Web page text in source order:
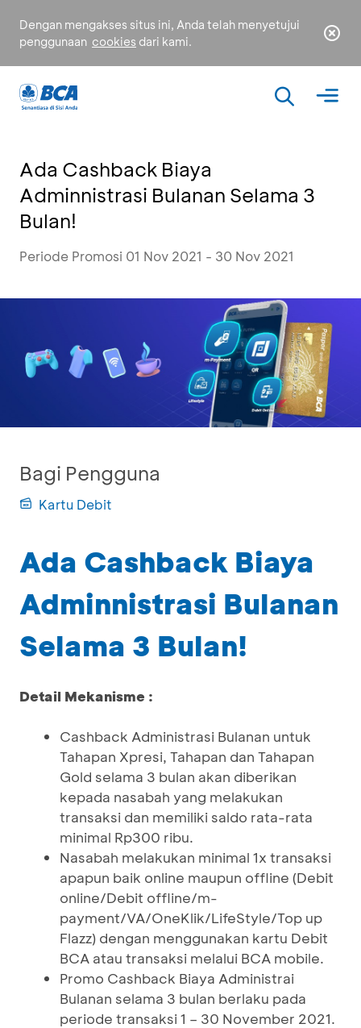
Dengan mengakses situs ini, Anda telah menyetujui
penggunaan cookies dari kami.
Ada Cashback Biaya
Adminnistrasi Bulanan Selama 3
Bulan!
Periode Promosi 01 Nov 2021 - 30 Nov 2021
Bagi Pengguna
Kartu Debit
Ada Cashback Biaya
Adminnistrasi Bulanan
Selama 3 Bulan!
Detail Mekanisme :
Cashback Administrasi Bulanan untuk
Tahapan Xpresi, Tahapan dan Tahapan
Gold selama 3 bulan akan diberikan
kepada nasabah yang melakukan
transaksi dan memiliki saldo rata-rata
minimal Rp300 ribu.
Nasabah melakukan minimal 1x transaksi
apapun baik online maupun offline (Debit
online/Debit offline/m-
payment/VA/OneKlik/LifeStyle/Top up
Flazz) dengan menggunakan kartu Debit
BCA atau transaksi melalui BCA mobile.
Promo Cashback Biaya Administrai
Bulanan selama 3 bulan berlaku pada
periode transaksi 1 – 30 November 2021.